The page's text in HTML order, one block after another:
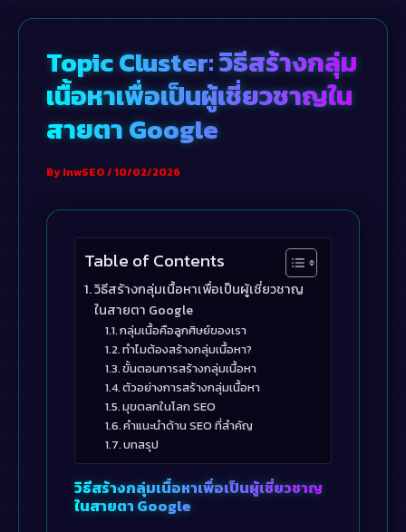
contentTopic Cluster: วิธีสร้างกลุ่ม
เนื้อหาเพื่อเป็นผู้เชี่ยวชาญใน
สายตา Google
ByInwSEO/10/02/2026
Table of Contents
วิธีสร้างกลุ่มเนื้อหาเพื่อเป็นผู้เชี่ยวชาญ
ในสายตา Google
กลุ่มเนื้อคือลูกศิษย์ของเรา
ทำไมต้องสร้างกลุ่มเนื้อหา?
ขั้นตอนการสร้างกลุ่มเนื้อหา
ตัวอย่างการสร้างกลุ่มเนื้อหา
มุขตลกในโลก SEO
คำแนะนำด้าน SEO ที่สำคัญ
บทสรุป
วิธีสร้างกลุ่มเนื้อหาเพื่อเป็นผู้เชี่ยวชาญ
ในสายตา Google